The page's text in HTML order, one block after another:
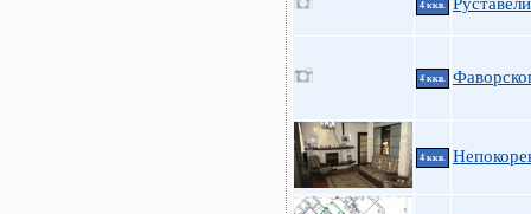
4 ккв.
4 ккв.
4 ккв.